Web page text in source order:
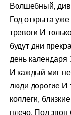
Волшебный,
Год открыта
тревоги И
будут дни
день календаря
И каждый миг не
люди дорогие И
коллеги,
плечо. Под звон